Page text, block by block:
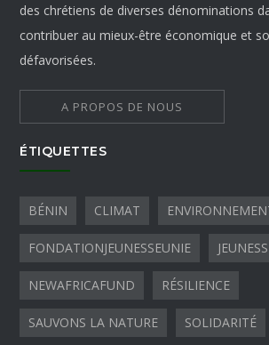
des chrétiens de diverses dénominations
contribuer au mieux-être économique et
défavorisées.
A PROPOS DE NOUS
ÉTIQUETTES
BÉNIN CLIMAT
FONDATIONJEUNESSEUNIE
NEWAFRICAFUND RÉSILIENCE
SAUVONS LA NATURE SOLIDARITÉ